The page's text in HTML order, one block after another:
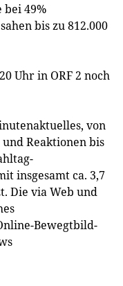
bei 49%
bis zu 812.000
Uhr in ORF 2 noch
von
Reaktionen bis
insgesamt ca. 3,7
Die via Web und
Bewegtbild-